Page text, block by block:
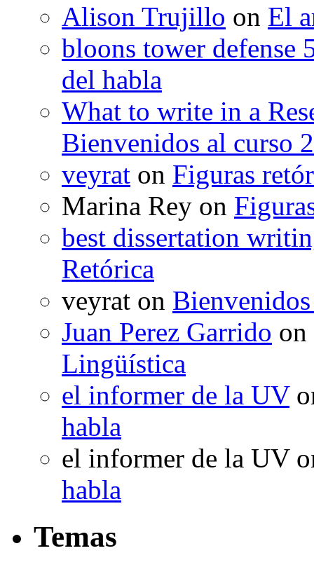
Alison Trujillo on El
bloons tower defense
del habla
What to write in a
Bienvenidos al curso
veyrat on Figuras
Marina Rey on
best dissertation
Retórica
veyrat on
Juan Perez Garrido on
Lingüística
el informer de la UV
habla
el informer de la UV
habla
Temas